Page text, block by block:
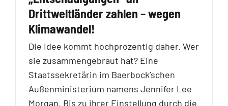
Drittweltländer zahlen – wegen
Klimawandel!
Die Idee kommt hochprozentig daher. Wer
sie zusammengebraut hat? Eine
Staatssekretärin im Baerbock’schen
Außenministerium namens Jennifer Lee
Morgan. Bis zu ihrer Einstellung durch die